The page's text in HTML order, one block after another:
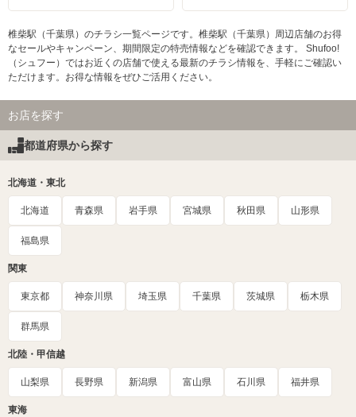
椎柴駅（千葉県）のチラシ一覧ページです。椎柴駅（千葉県）周辺店舗のお得
なセールやキャンペーン、期間限定の特売情報などを確認できます。 Shufoo!
（シュフー）ではお近くの店舗で使える最新のチラシ情報を、手軽にご確認い
ただけます。お得な情報をぜひご活用ください。
お店を探す
都道府県から探す
北海道・東北
北海道 青森県 岩手県 宮城県 秋田県 山形県
福島県
関東
東京都 神奈川県 埼玉県 千葉県 茨城県 栃木県
群馬県
北陸・甲信越
山梨県 長野県 新潟県 富山県 石川県 福井県
東海